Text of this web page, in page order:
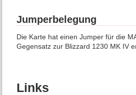
Jumperbelegung
Die Karte hat einen Jumper für die
Gegensatz zur Blizzard 1230 MK IV
Links